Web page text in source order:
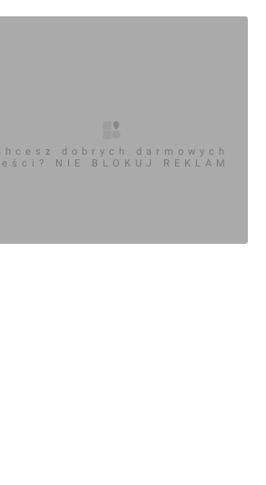
dobrych darmowych
NIE BLOKUJ REKLAM